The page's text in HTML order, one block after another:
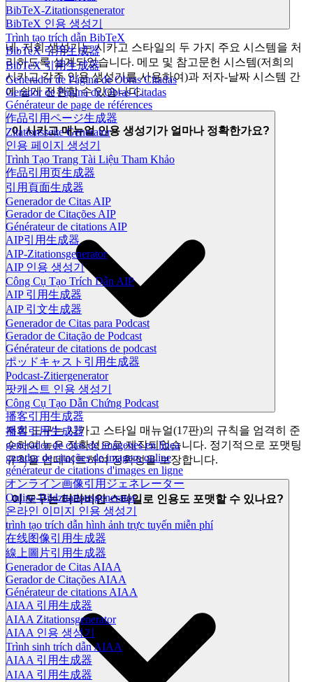
BibTeX-Zitationsgenerator
BibTeX 인용 생성기
Trình tạo trích dẫn BibTeX
BibTeX 引用生成器
BibTeX 引用生成器
Generador de Página de Obras Citadas
Gerador de Página de Obras Citadas
Générateur de page de références
作品引用ページ生成器
Zitationsseite Generator
인용 페이지 생성기
Trình Tạo Trang Tài Liệu Tham Khảo
作品引用页生成器
引用頁面生成器
Generador de Citas AIP
Gerador de Citações AIP
Générateur de citations AIP
AIP引用生成器
AIP-Zitationsgenerator
AIP 인용 생성기
Công Cụ Tạo Trích Dẫn AIP
AIP 引用生成器
AIP 引文生成器
Generador de Citas para Podcast
Gerador de Citação de Podcast
Générateur de citations de podcast
ポッドキャスト引用生成器
Podcast-Zitiergenerator
팟캐스트 인용 생성기
Công Cụ Tạo Dẫn Chứng Podcast
播客引用生成器
播客引用生成器
generador de citas de imágenes en línea
gerador de citações de imagem online
générateur de citations d'images en ligne
オンライン画像引用ジェネレーター
Online-Bildzitationsgenerator
온라인 이미지 인용 생성기
trình tạo trích dẫn hình ảnh trực tuyến miễn phí
在线图像引用生成器
線上圖片引用生成器
Generador de Citas AIAA
Gerador de Citações AIAA
Générateur de citations AIAA
AIAA 引用生成器
AIAA Zitationsgenerator
AIAA 인용 생성기
Trình sinh trích dẫn AIAA
AIAA 引用生成器
AIAA 引用生成器
네. 저희 생성기는 시카고 스타일의 두 가지 주요 시스템을 처
리하도록 설계되었습니다. 메모 및 참고문헌 시스템(저희의
시카고 각주 인용 생성기를 사용하여)과 저자-날짜 시스템 간
에 쉽게 전환할 수 있습니다.
이 시카고 매뉴얼 인용 생성기가 얼마나 정확한가요?
저희 도구는 시카고 스타일 매뉴얼(17판)의 규칙을 엄격히 준
수하여 높은 정확성으로 제작되었습니다. 정기적으로 포맷팅
규칙을 업데이트하여 정확성을 보장합니다.
이 도구는 터라비안 스타일로 인용도 포맷할 수 있나요?